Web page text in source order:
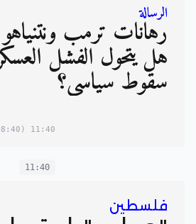
الرسالة
رهانات ترمب
هل يتحول الفشل
سقوط سياسي؟
11:40
(08:40 in your timezone)
11:40
فلسطين